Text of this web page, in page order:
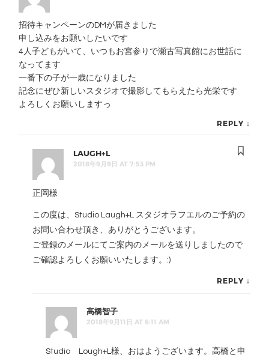
招待キャンペーンのDMが届きました
申し込みをお願いしたいです
4人子どもがいて、いつもお宮参りで瀬古写真館にお世話に
なってます
一番下の子が一歳になりました
記念にぜひ新しいスタジオで撮影してもらえたら光栄です
よろしくお願いしますっ
REPLY ↓
LAUGH+L
2018年9月9日 AT 7:53 PM
正岡様
この度は、Studio Laugh+L スタジオラフエルのご予約の
お問い合わせ頂き、ありがとうございます。
ご登録のメールにてご案内のメールを送りしましたので
ご確認よろしくお願いいたします。:)
REPLY ↓
高橋智子
2018年9月11日 AT 6:11 AM
Studio Lough+L様、おはようございます。高橋と申